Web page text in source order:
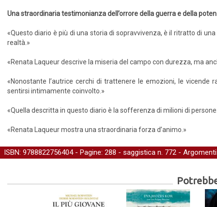
Una straordinaria testimonianza dell’orrore della guerra e della
«Questo diario è più di una storia di sopravvivenza, è il ritratto di
realtà.»
«Renata Laqueur descrive la miseria del campo con durezza, ma
«Nonostante l’autrice cerchi di trattenere le emozioni, le
sentirsi intimamente coinvolto.»
«Quella descritta in questo diario è la sofferenza di milioni di
«Renata Laqueur mostra una straordinaria forza d’animo.»
ISBN: 9788822756404 - Pagine: 288 - saggistica n. 772 -